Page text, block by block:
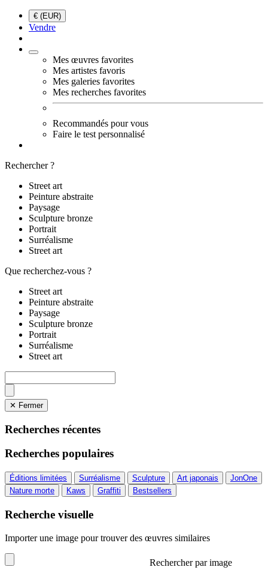
€ (EUR)
Vendre
Mes œuvres favorites
Mes artistes favoris
Mes galeries favorites
Mes recherches favorites
Recommandés pour vous
Faire le test personnalisé
Rechercher ?
Street art
Peinture abstraite
Paysage
Sculpture bronze
Portrait
Surréalisme
Street art
Que recherchez-vous ?
Street art
Peinture abstraite
Paysage
Sculpture bronze
Portrait
Surréalisme
Street art
✕ Fermer
Recherches récentes
Recherches populaires
Éditions limitées Surréalisme Sculpture Art japonais
JonOne
Nature morte
Kaws Graffiti Bestsellers
Recherche visuelle
Importer une image pour trouver des œuvres similaires
Rechercher par image